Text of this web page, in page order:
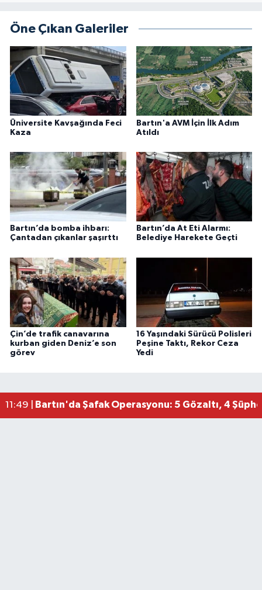
Öne Çıkan Galeriler
Üniversite Kavşağında Feci
Kaza
Bartın'a AVM İçin İlk Adım
Atıldı
Bartın’da bomba ihbarı:
Çantadan çıkanlar şaşırttı
Bartın’da At Eti Alarmı:
Belediye Harekete Geçti
Çin’de trafik canavarına
kurban giden Deniz’e son
görev
16 Yaşındaki Sürücü Polisleri
Peşine Taktı, Rekor Ceza
Yedi
11:49 | Bartın'da Şafak Operasyonu: 5 Gözaltı, 4